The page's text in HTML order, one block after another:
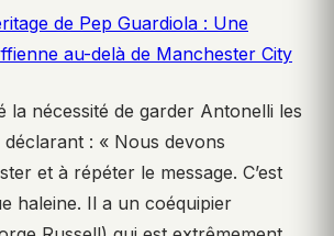
de Pep Guardiola : Une
au-delà de Manchester City
la nécessité de garder Antonelli les
: « Nous devons
et à répéter le message. C’est
haleine. Il a un coéquipier